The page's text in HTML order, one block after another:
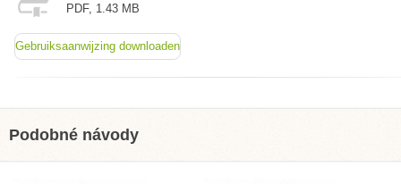
PDF, 1.43 MB
Gebruiksaanwijzing downloaden
Podobné návody